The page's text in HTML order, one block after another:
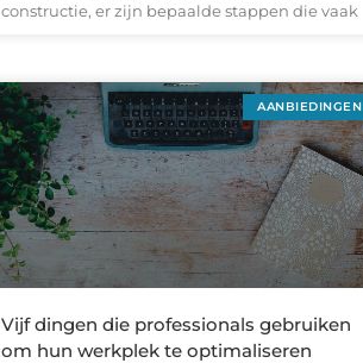
constructie, er zijn bepaalde stappen die vaak
AANBIEDINGEN
Vijf dingen die professionals gebruiken
om hun werkplek te optimaliseren